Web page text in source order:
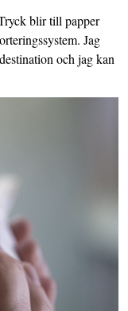
blir till papper
Jag
och jag kan